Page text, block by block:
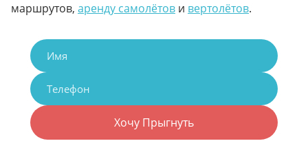
маршрутов, аренду самолётов и вертолётов.
Хочу Прыгнуть